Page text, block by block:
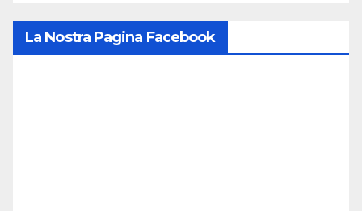
La Nostra Pagina Facebook